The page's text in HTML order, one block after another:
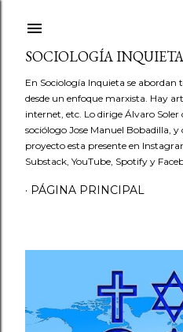
SOCIOLOGÍA INQUIETA
En Sociología Inquieta se abordan
desde un enfoque marxista. Hay
internet, etc. Lo dirige Álvaro Soler
sociólogo Jose Manuel Bobadilla, y
proyecto esta presente en
Substack, YouTube, Spotify y
PÁGINA PRINCIPAL
n